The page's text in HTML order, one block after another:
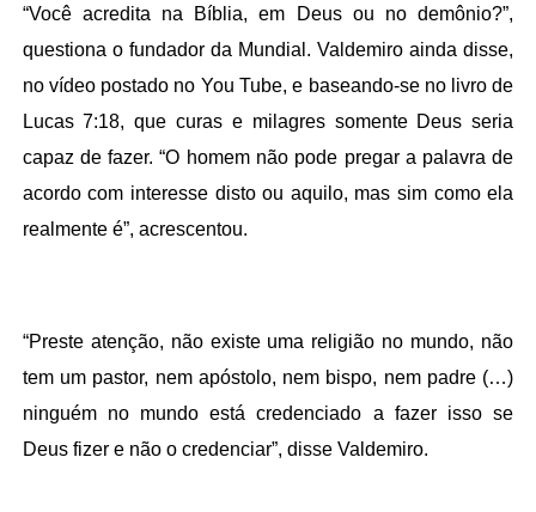
“Você acredita na Bíblia, em Deus ou no demônio?”,
questiona o fundador da Mundial. Valdemiro ainda disse,
no vídeo postado no You Tube, e baseando-se no livro de
Lucas 7:18, que curas e milagres somente Deus seria
capaz de fazer. “O homem não pode pregar a palavra de
acordo com interesse disto ou aquilo, mas sim como ela
realmente é”, acrescentou.
“Preste atenção, não existe uma religião no mundo, não
tem um pastor, nem apóstolo, nem bispo, nem padre (…)
ninguém no mundo está credenciado a fazer isso se
Deus fizer e não o credenciar”, disse Valdemiro.